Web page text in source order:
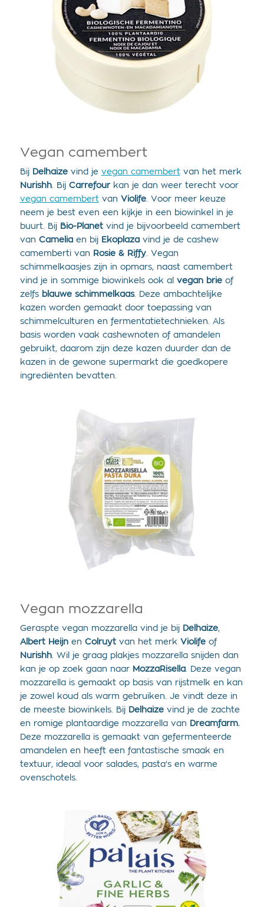
Vegan camembert
Bij Delhaize vind je vegan camembertvan het merk
Nurishh. Bij Carrefourkan je dan weer terecht voor
vegan camembertvan Violife. Voor meer keuze
neem je best even een kijkje in een biowinkel in je
buurt. Bij Bio-Planetvind je bijvoorbeeld camembert
van Camelia en bij Ekoplazavind je de cashew
camemberti van
Rosie & Riffy. Vegan
schimmelkaasjes zijn in opmars, naast camembert
vind je in sommige biowinkels ook al vegan brieof
zelfs blauwe schimmelkaas. Deze ambachtelijke
kazen worden gemaakt door toepassing van
schimmelculturen en fermentatietechnieken. Als
basis worden vaak cashewnoten of amandelen
gebruikt, daarom zijn deze kazen duurder dan de
kazen in de gewone supermarkt die goedkopere
ingrediënten bevatten.
Vegan mozzarella
Geraspte vegan mozzarella vind je bij Delhaize,
Albert Heijnen Colruytvan het merk Violifeof
Nurishh. Wil je graag plakjes mozzarella snijden dan
kan je op zoek gaan naar MozzaRisella. Deze vegan
mozzarella is gemaakt op basis van rijstmelk en kan
je zowel koud als warm gebruiken. Je vindt deze in
de meeste biowinkels. Bij Delhaize vind je de zachte
en romige plantaardige mozzarella van
Dreamfarm.
Deze mozzarella is gemaakt van gefermenteerde
amandelen en heeft een fantastische smaak en
textuur, ideaal voor salades, pasta’s en warme
ovenschotels.